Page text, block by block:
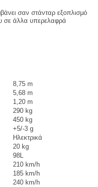
σαν στάνταρ εξοπλισμό
σε άλλα υπερελαφρά
8,75 m
5,68 m
1,20 m
290 kg
450 kg
+5/-3 g
Ηλεκτρικά
20 kg
98L
210 km/h
185 km/h
240 km/h